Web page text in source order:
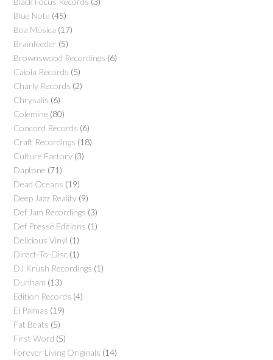
Blue Note (45)
Boa Música (17)
Brainfeeder (5)
Brownswood Recordings (6)
Caiola Records (5)
Charly Records (2)
Chrysalis (6)
Colemine (80)
Concord Records (6)
Craft Recordings (18)
Culture Factory (3)
Daptone (71)
Dead Oceans (19)
Deep Jazz Reality (9)
Def Jam Recordings (3)
Def Pressé Editions (1)
Delicious Vinyl (1)
Direct-To-Disc (1)
DJ Krush Recordings (1)
Dunham (13)
Edition Records (4)
El Palmas (19)
Fat Beats (5)
First Word (5)
Forever Living Originals (14)